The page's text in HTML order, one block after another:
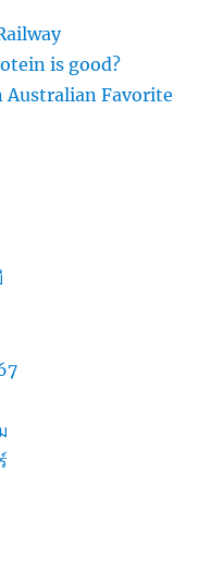
is good?
Australian Favorite